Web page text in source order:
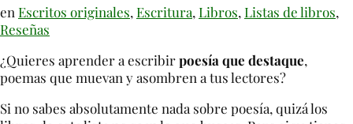
en Escritos originales, Escritura, Libros, Listas de libros,
Reseñas
¿Quieres aprender a escribirpoesía que destaque,
poemas que muevan y asombren a tus lectores?
Si no sabes absolutamente nada sobre poesía, quizá los